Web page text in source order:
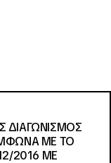
ΔΙΑΓΩΝΙΣΜΟΣ
ΜΕ ΤΟ
2016 ΜΕ